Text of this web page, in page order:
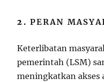
2.PERAN
Keterlibatan
pemerintah (LSM)
meningkatkan akses